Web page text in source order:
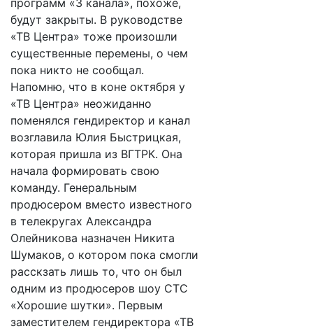
программ «3 канала», похоже,
будут закрыты. В руководстве
«ТВ Центра» тоже произошли
существенные перемены, о чем
пока никто не сообщал.
Напомню, что в коне октября у
«ТВ Центра» неожиданно
поменялся гендиректор и канал
возглавила Юлия Быстрицкая,
которая пришла из ВГТРК. Она
начала формировать свою
команду. Генеральным
продюсером вместо известного
в телекругах Александра
Олейникова назначен Никита
Шумаков, о котором пока смогли
расскзать лишь то, что он был
одним из продюсеров шоу СТС
«Хорошие шутки». Первым
заместителем гендиректора «ТВ